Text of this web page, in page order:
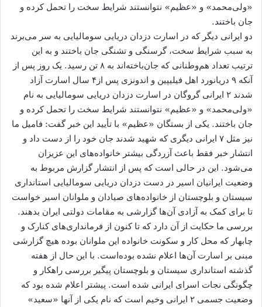
«ولی‌محمد» و «عظیم» نتوانستند شرایط سخت را تحمل کرده و
جان باختند.
دو ایرانی دیگر که در اسارت دزدان دریایی سومالیایی به سر می‌برند
به سبب شرایط سخت، گرسنگی و تشنگی جان باختند و به این
ترتیب تعداد هم‌وطنانی که جان‌باخته‌اند به ۸ تن رسید. یک روز پس از
آنکه ۹ دریانورد اهل فیلیپین و اندونزی پس از۴ سال اسارت آزاد
شدند ۲ ایرانی گروگان در اسارت دزدان دریایی سومالیایی به نام
«ولی‌محمد» و «عظیم» نتوانستند شرایط سخت را تحمل کرده و
جان باختند. یکی از بستگان «عظیم» با تأیید این خبر گفت: فامیل ما
نیز مثل ۷ ایرانی دیگری که شهید شدند جان خود را از دست داد و
انتشار خبر فقط باعث آزردگی بیشتر خانواده‌های این عزیزان
می‌شود. این در حالی است که پس از انتشار گزارش مربوط به
وضعیت ایرانیان اسیر در دست دزدان دریایی سومالیایی استانداری
سیستان و بلوچستان از خانواده‌های صیادان و ملوانان اسیر خواست
تا برای کمک به آزادی آن‌ها گزارشی به مقامات دولتی ایران بدهند.
بررسی ما حکایت از آن دارد که تا کنون از فرمانداری‌های کنارک و
چابهار که محل کار و سکونت خانواده این ملوانان بوده هیچ گزارشی
مبنی بر اسارت آن‌ها اعلام نشده بوده‌است. با این حال از هفته
گذشته استانداری سیستان و بلوچستان پیگیر بررسی راهکار و
چگونگی نجات اسرای ایرانی شده است. پیشتر اعلام شده بود که
وضعیت جسمی ۲ ایرانی وخیم است که نام یکی از آنها «سعید»